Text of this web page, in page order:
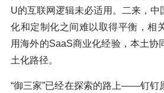
U的互联网逻辑未必适用。二来，中
化和定制化之间难以取得平衡，相
用海外的SaaS商业化经验，本土协
土化路径。
“御三家”已经在探索的路上——钉钉